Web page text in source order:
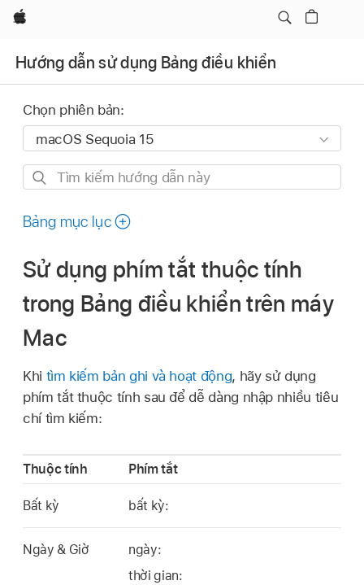
Apple
Hướng dẫn sử dụng Bảng điều khiển
Chọn phiên bản:
Tìm
hướng
này
Bảng mục lục
Sử dụng phím tắt thuộc tính
trong Bảng điều khiển trên máy
Mac
Khi tìm kiếm bản ghi và hoạt động, hãy sử dụng
phím tắt thuộc tính sau để dễ dàng nhập nhiều tiêu
chí tìm kiếm:
Thuộc tính Phím tắt
Bất kỳ bất kỳ:
Ngày & Giờ
ngày:
thời gian: